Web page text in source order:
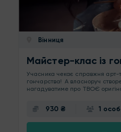
Вінниця
Майстер-клас із
Учасника чекає справжня арт-
гончарства! А власноруч
нагадуватиме про ТВОЄ
930 ₴ 1